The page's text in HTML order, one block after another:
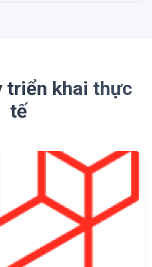
triển khai thực
tế